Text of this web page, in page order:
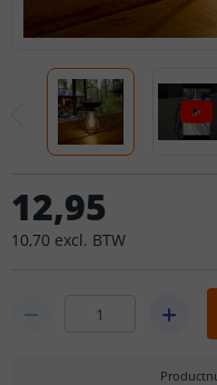
12,95
10,70 excl. BTW